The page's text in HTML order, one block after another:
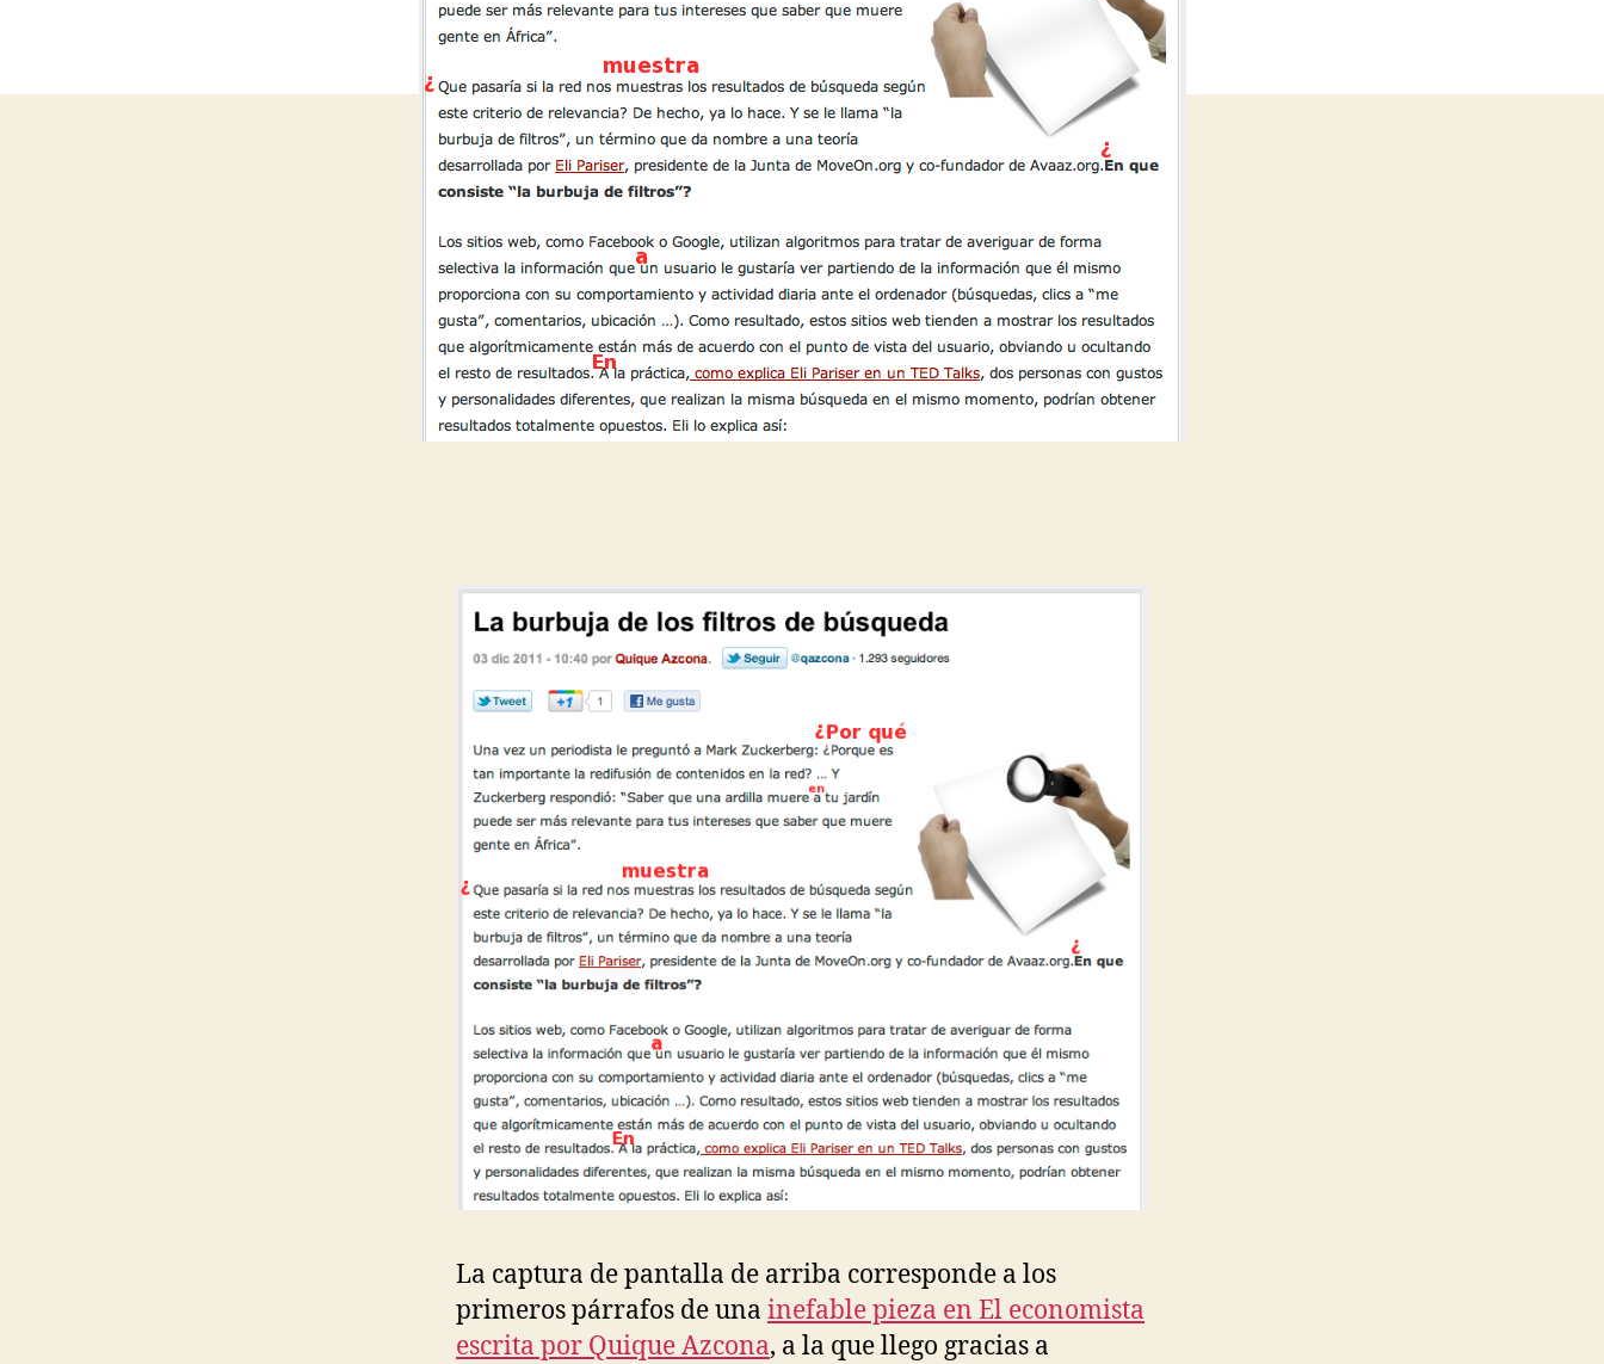
La captura de pantalla de arriba corresponde a los
primeros párrafos de una inefable pieza en El economista
escrita por Quique Azcona, a la que llego gracias a